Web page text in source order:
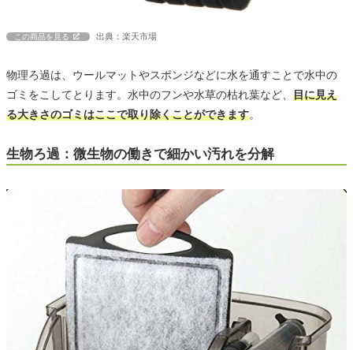
この商品を見る 出典：楽天市場
物理ろ過は、ウールマットやスポンジなどに水を通すことで水中の
ゴミをこしてとります。水中のフンや水草の枯れ葉など、 目に見え
る大きさのゴミはここで取り除くことができます。
生物ろ過：微生物の働きで細かい汚れを分解